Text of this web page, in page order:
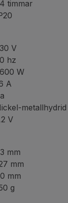
timmar
V
hz
W
A
V
mm
mm
mm
g